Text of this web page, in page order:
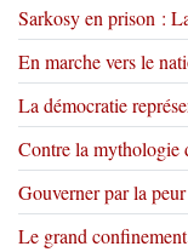
Sarkosy en prison :
En marche vers le
La démocratie
Contre la mythologie
Gouverner par la peur
Le grand confinement